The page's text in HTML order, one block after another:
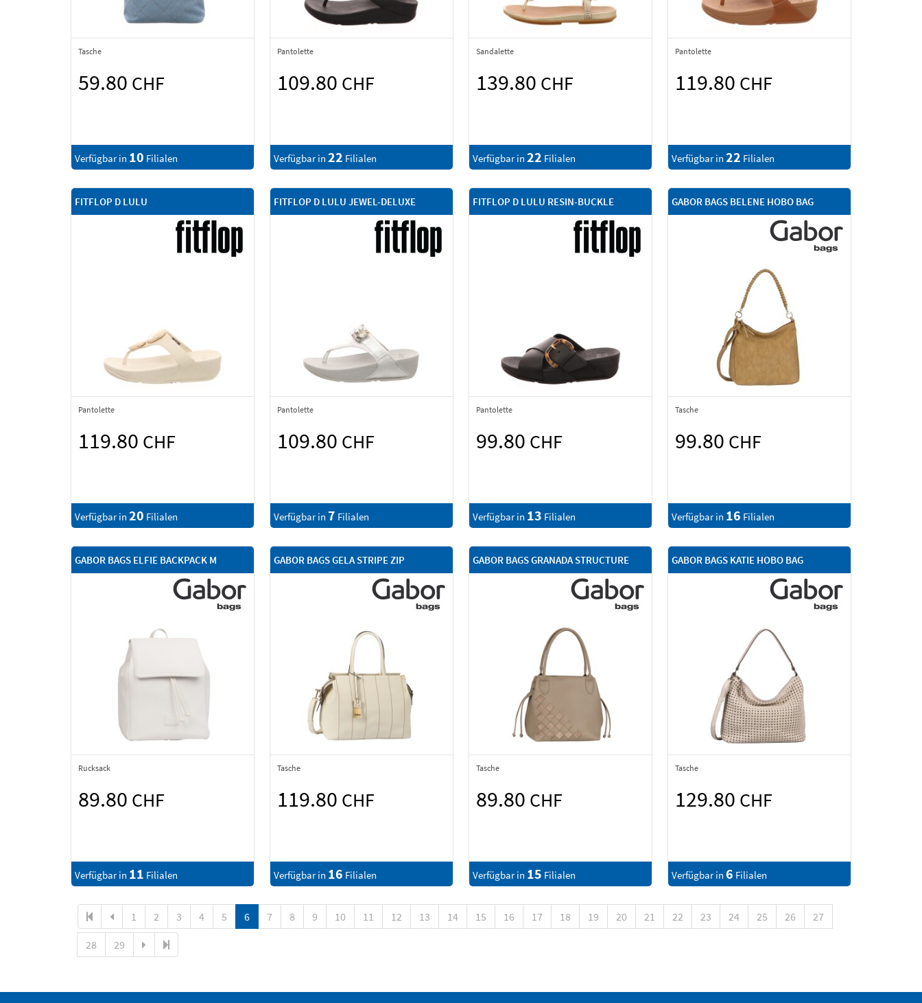
Tasche
59.80 CHF
Verfügbar in 10 Filialen
Pantolette
109.80 CHF
Verfügbar in 22 Filialen
Sandalette
139.80 CHF
Verfügbar in 22 Filialen
Pantolette
119.80 CHF
Verfügbar in 22 Filialen
FITFLOP D LULU
Pantolette
119.80 CHF
Verfügbar in 20 Filialen
FITFLOP D LULU JEWEL-DELUXE
Pantolette
109.80 CHF
Verfügbar in 7 Filialen
FITFLOP D LULU RESIN-BUCKLE
Pantolette
99.80 CHF
Verfügbar in 13 Filialen
GABOR BAGS BELENE HOBO BAG
Tasche
99.80 CHF
Verfügbar in 16 Filialen
GABOR BAGS ELFIE BACKPACK M
Rucksack
89.80 CHF
Verfügbar in 11 Filialen
GABOR BAGS GELA STRIPE ZIP
Tasche
119.80 CHF
Verfügbar in 16 Filialen
GABOR BAGS GRANADA STRUCTURE
Tasche
89.80 CHF
Verfügbar in 15 Filialen
GABOR BAGS KATIE HOBO BAG
Tasche
129.80 CHF
Verfügbar in 6 Filialen
1 2 3 4 5 6 7 8 9 10 11 12 13 14 15 16 17 18 19 20 21 22 23 24 25 26 27
28 29